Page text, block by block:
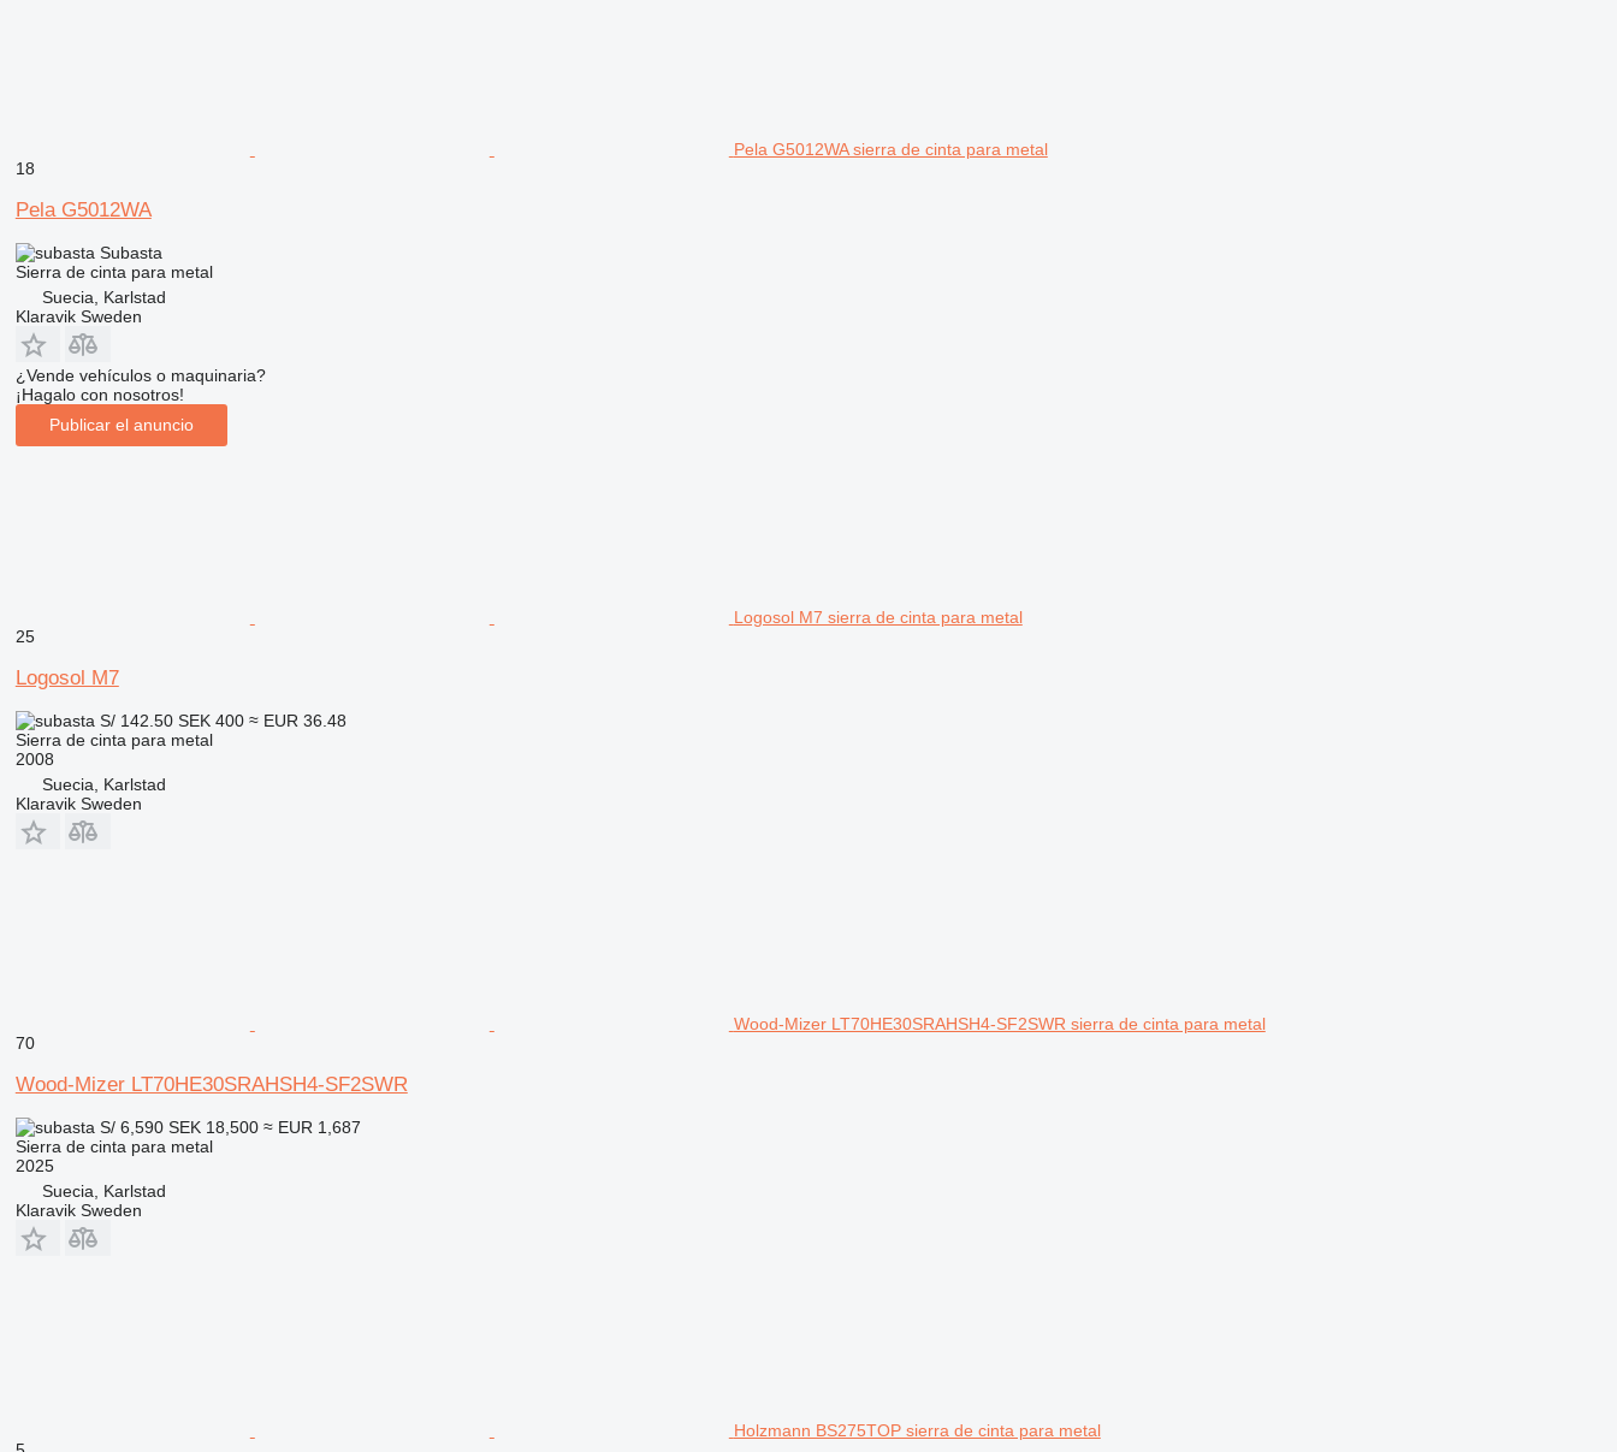
Pela G5012WA sierra de cinta para metal
18
Pela G5012WA
Subasta
Sierra de cinta para metal
Suecia, Karlstad
Klaravik Sweden
¿Vende vehículos o maquinaria?
¡Hagalo con nosotros!
Publicar el anuncio
Logosol M7 sierra de cinta para metal
25
Logosol M7
S/ 142.50 SEK 400 ≈ EUR 36.48
Sierra de cinta para metal
2008
Suecia, Karlstad
Klaravik Sweden
Wood-Mizer LT70HE30SRAHSH4-SF2SWR sierra de cinta para metal
70
Wood-Mizer LT70HE30SRAHSH4-SF2SWR
S/ 6,590 SEK 18,500 ≈ EUR 1,687
Sierra de cinta para metal
2025
Suecia, Karlstad
Klaravik Sweden
Holzmann BS275TOP sierra de cinta para metal